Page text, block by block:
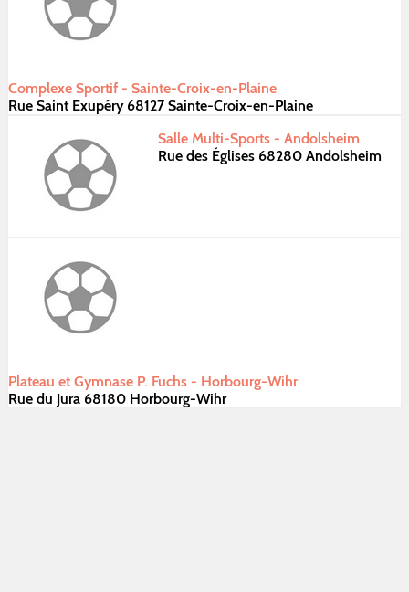
Complexe Sportif - Sainte-Croix-en-Plaine
Rue Saint Exupéry 68127 Sainte-Croix-en-Plaine
Salle Multi-Sports - Andolsheim
Rue des Églises 68280 Andolsheim
Plateau et Gymnase P. Fuchs - Horbourg-Wihr
Rue du Jura 68180 Horbourg-Wihr